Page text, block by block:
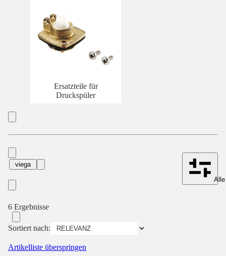
Ersatzteile für
Druckspüler
viega
6 Ergebnisse
Sortiert nach:
Artikelliste überspringen